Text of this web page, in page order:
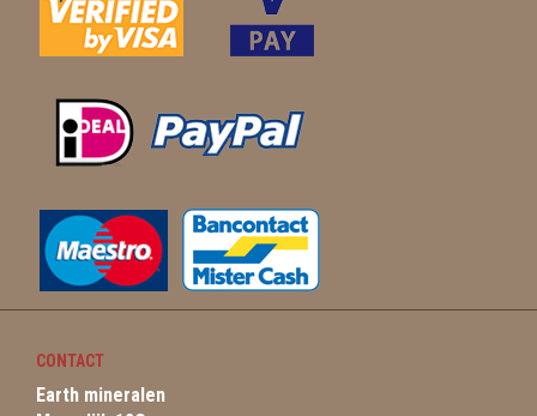
CONTACT
Earth mineralen